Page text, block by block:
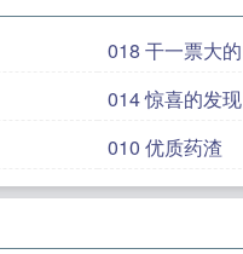
018 干一票大的
014 惊喜的发现
010 优质药渣